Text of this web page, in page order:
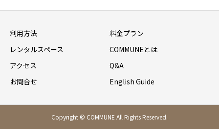
利用方法
料金プラン
レンタルスペース
COMMUNEとは
アクセス
Q&A
お問合せ
English Guide
Copyright © COMMUNE All Rights Reserved.